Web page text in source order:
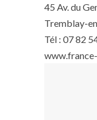
45 Av. du
Tremblay-
Tél : 07 82